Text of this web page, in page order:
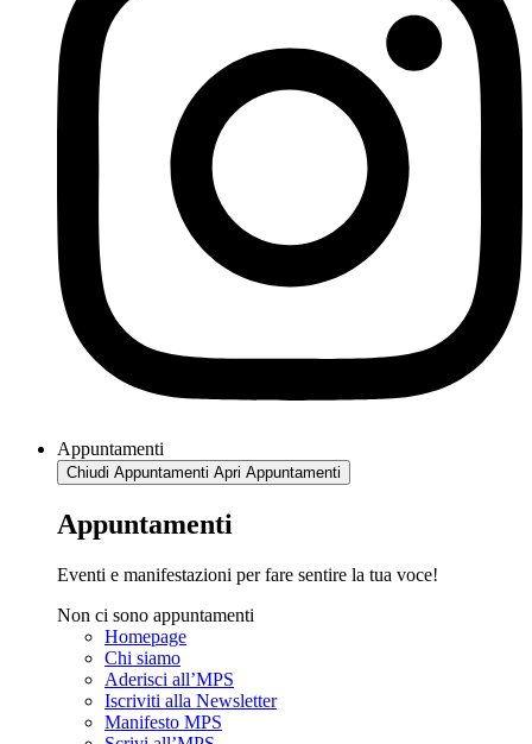
Appuntamenti
Chiudi Appuntamenti Apri Appuntamenti
Appuntamenti
Eventi e manifestazioni per fare sentire la tua voce!
Non ci sono appuntamenti
Homepage
Chi siamo
Aderisci all’MPS
Iscriviti alla Newsletter
Manifesto MPS